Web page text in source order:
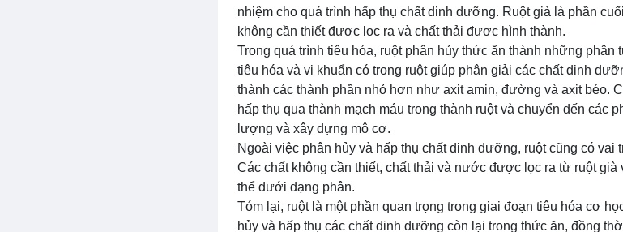
nhiệm cho quá trình hấp thụ chất dinh dưỡng. Ruột già là phần
không cần thiết được lọc ra và chất thải được hình thành.
Trong quá trình tiêu hóa, ruột phân hủy thức ăn thành những
tiêu hóa và vi khuẩn có trong ruột giúp phân giải các chất dinh
thành các thành phần nhỏ hơn như axit amin, đường và axit béo.
hấp thụ qua thành mạch máu trong thành ruột và chuyển đến các
lượng và xây dựng mô cơ.
Ngoài việc phân hủy và hấp thụ chất dinh dưỡng, ruột cũng có vai
Các chất không cần thiết, chất thải và nước được lọc ra từ ruột
thể dưới dạng phân.
Tóm lại, ruột là một phần quan trọng trong giai đoạn tiêu hóa cơ
hủy và hấp thụ các chất dinh dưỡng còn lại trong thức ăn, đồng